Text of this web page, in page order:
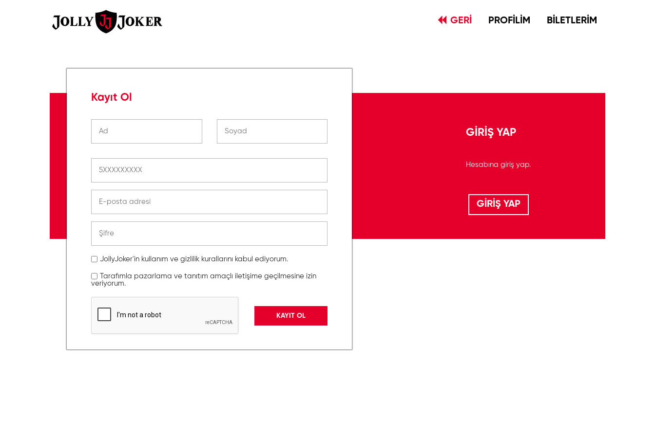
GERİ PROFİLİM BİLETLERİM
Kayıt Ol
JollyJoker'in kullanım ve gizlilik kurallarını kabul ediyorum.
Tarafımla pazarlama ve tanıtım amaçlı iletişime geçilmesine izin
veriyorum.
GİRİŞ YAP
Hesabına giriş yap.
GİRİŞ YAP